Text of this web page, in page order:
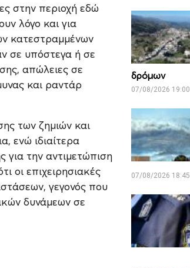
στην περιοχή εδώ
λόγο και για
κατεστραμμένων
σε υπόστεγα ή σε
απώλειες σε
και ραντάρ
των ζημιών και
ενώ ιδιαίτερα
την αντιμετώπιση
οι επιχειρησιακές
γεγονός που
δυνάμεων σε
δρόμων
07/08/2026 19:00
07/08/2026 18:45